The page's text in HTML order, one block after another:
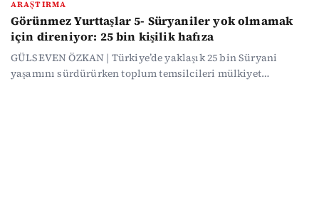
ARAŞTIRMA
Görünmez Yurttaşlar 5- Süryaniler yok olmamak
için direniyor: 25 bin kişilik hafıza
GÜLSEVEN ÖZKAN | Türkiye’de yaklaşık 25 bin Süryani
yaşamını sürdürürken toplum temsilcileri mülkiyet